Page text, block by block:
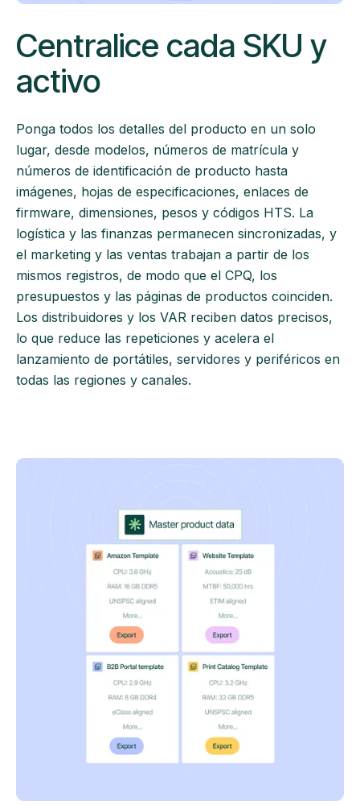
Centralice cada SKU y
activo
Ponga todos los detalles del producto en un solo
lugar, desde modelos, números de matrícula y
números de identificación de producto hasta
imágenes, hojas de especificaciones, enlaces de
firmware, dimensiones, pesos y códigos HTS. La
logística y las finanzas permanecen sincronizadas, y
el marketing y las ventas trabajan a partir de los
mismos registros, de modo que el CPQ, los
presupuestos y las páginas de productos coinciden.
Los distribuidores y los VAR reciben datos precisos,
lo que reduce las repeticiones y acelera el
lanzamiento de portátiles, servidores y periféricos en
todas las regiones y canales.